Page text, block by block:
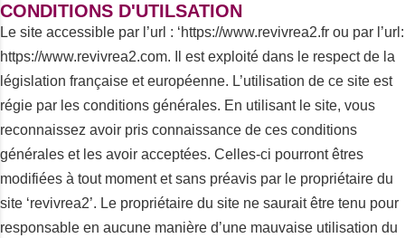
CONDITIONS D'UTILSATION
Le site accessible par l’url : ‘https://www.revivrea2.fr ou par l’url:
https://www.revivrea2.com. Il est exploité dans le respect de la
législation française et européenne. L’utilisation de ce site est
régie par les conditions générales. En utilisant le site, vous
reconnaissez avoir pris connaissance de ces conditions
générales et les avoir acceptées. Celles-ci pourront êtres
modifiées à tout moment et sans préavis par le propriétaire du
site ‘revivrea2’. Le propriétaire du site ne saurait être tenu pour
responsable en aucune manière d’une mauvaise utilisation du